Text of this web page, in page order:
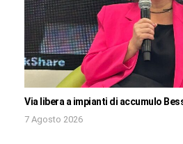
Via libera a impianti di accumulo
7 Agosto 2026